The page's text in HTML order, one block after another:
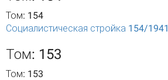
Том: 154
Социалистическая стройка 154/1941
Том: 153
Том: 153